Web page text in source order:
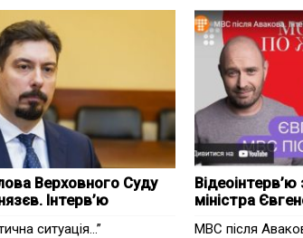
Верховного Суду
Інтерв’ю
ситуація…”
міністра
МВС після